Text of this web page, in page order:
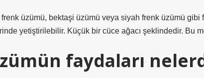
üzümü, bektaşi üzümü veya siyah frenk üzümü gibi
yetiştirilebilir. Küçük bir cüce ağacı şeklindedir. Bu
faydaları